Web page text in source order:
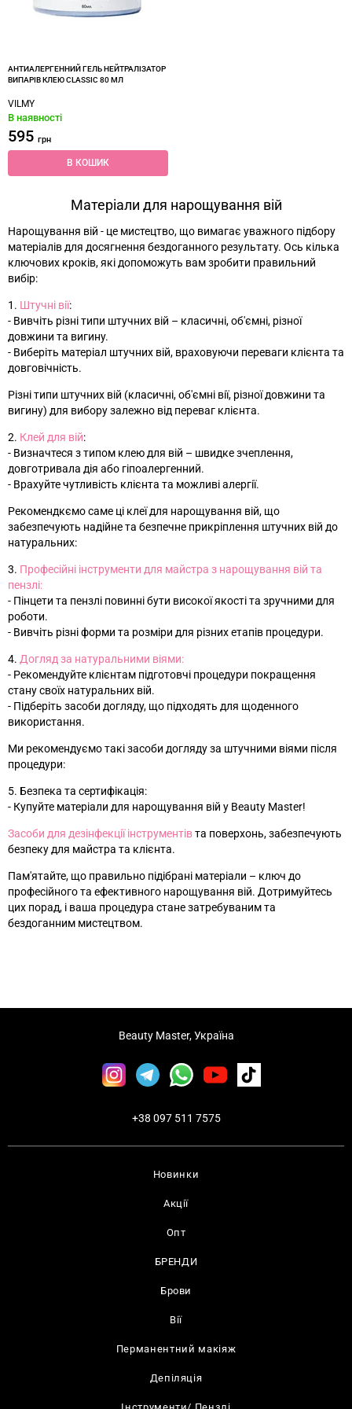
АНТИАЛЕРГЕННИЙ ГЕЛЬ НЕЙТРАЛІЗАТОР
ВИПАРІВ КЛЕЮ CLASSIC 80 МЛ
VILMY
В наявності
595 грн
В КОШИК
Матеріали для нарощування вій
Нарощування вій - це мистецтво, що вимагає уважного підбору
матеріалів для досягнення бездоганного результату. Ось кілька
ключових кроків, які допоможуть вам зробити правильний
вибір:
1. Штучні вії:
- Вивчіть різні типи штучних вій – класичні, об'ємні, різної
довжини та вигину.
- Виберіть матеріал штучних вій, враховуючи переваги клієнта та
довговічність.
Різні типи штучних вій (класичні, об'ємні вії, різної довжини та
вигину) для вибору залежно від переваг клієнта.
2. Клей для вій:
- Визначтеся з типом клею для вій – швидке зчеплення,
довготривала дія або гіпоалергенний.
- Врахуйте чутливість клієнта та можливі алергії.
Рекомендкємо саме ці клеї для нарощування вій, що
забезпечують надійне та безпечне прикріплення штучних вій до
натуральних:
3. Професійні інструменти для майстра з нарощування вій та
пензлі:
- Пінцети та пензлі повинні бути високої якості та зручними для
роботи.
- Вивчіть різні форми та розміри для різних етапів процедури.
4. Догляд за натуральними віями:
- Рекомендуйте клієнтам підготовчі процедури покращення
стану своїх натуральних вій.
- Підберіть засоби догляду, що підходять для щоденного
використання.
Ми рекомендуємо такі засоби догляду за штучними віями після
процедури:
5. Безпека та сертифікація:
- Купуйте матеріали для нарощування вій у Beauty Master!
Засоби для дезінфекції інструментівта поверхонь, забезпечують
безпеку для майстра та клієнта.
Пам'ятайте, що правильно підібрані матеріали – ключ до
професійного та ефективного нарощування вій. Дотримуйтесь
цих порад, і ваша процедура стане затребуваним та
бездоганним мистецтвом.
Новинки
Акції
Опт
БРЕНДИ
Брови
Вії
Перманентний макіяж
Депіляція
Beauty Master, Україна
+38 097 511 7575